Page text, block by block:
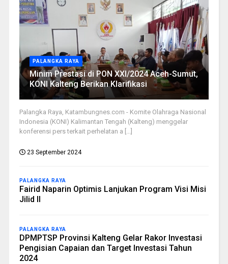
PALANGKA RAYA
Minim Prestasi di PON XXI/2024 Aceh-Sumut,
KONI Kalteng Berikan Klarifikasi
Palangka Raya, Katambungnes.com - Komite Olahraga Nasional
Indonesia (KONI) Kalimantan Tengah (Kalteng) menggelar
konferensi pers terkait perhelatan a [...]
23 September 2024
PALANGKA RAYA
Fairid Naparin Optimis Lanjukan Program Visi Misi
Jilid II
PALANGKA RAYA
DPMPTSP Provinsi Kalteng Gelar Rakor Investasi
Pengisian Capaian dan Target Investasi Tahun
2024